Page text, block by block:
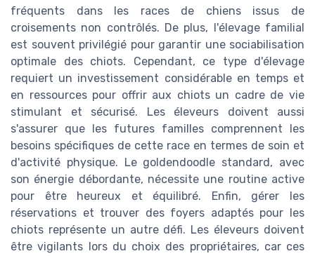
fréquents dans les races de chiens issus de
croisements non contrôlés. De plus, l'élevage familial
est souvent privilégié pour garantir une sociabilisation
optimale des chiots. Cependant, ce type d'élevage
requiert un investissement considérable en temps et
en ressources pour offrir aux chiots un cadre de vie
stimulant et sécurisé. Les éleveurs doivent aussi
s'assurer que les futures familles comprennent les
besoins spécifiques de cette race en termes de soin et
d'activité physique. Le goldendoodle standard, avec
son énergie débordante, nécessite une routine active
pour être heureux et équilibré. Enfin, gérer les
réservations et trouver des foyers adaptés pour les
chiots représente un autre défi. Les éleveurs doivent
être vigilants lors du choix des propriétaires, car ces